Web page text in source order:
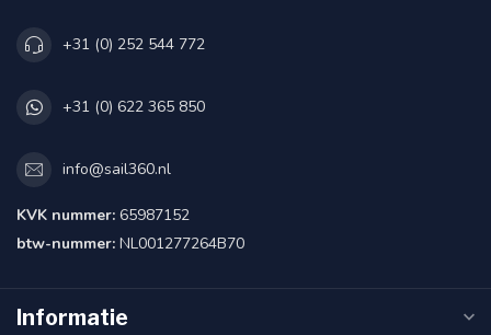
+31 (0) 252 544 772
+31 (0) 622 365 850
info@sail360.nl
KVK nummer: 65987152
btw-nummer: NL001277264B70
Informatie